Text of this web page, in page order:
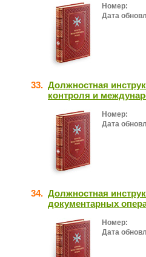
Номер:
Дата
33. Должностная
контроля и
Номер:
Дата
34. Должностная
документарных
Номер:
Дата